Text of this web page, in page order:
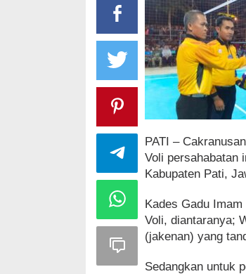
PATI –
Voli persahabatan
Kabupaten Pati,
Kades Gadu
Voli, diantaranya;
(jakenan) yang
Sedangkan untuk